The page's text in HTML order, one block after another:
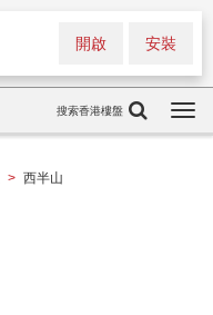
安裝
開啟
搜索香港樓盤
> 西半山